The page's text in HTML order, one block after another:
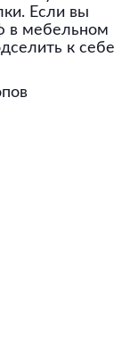
Если вы
в мебельном
к себе